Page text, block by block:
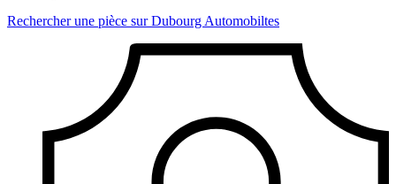
Rechercher une pièce sur Dubourg Automobiltes